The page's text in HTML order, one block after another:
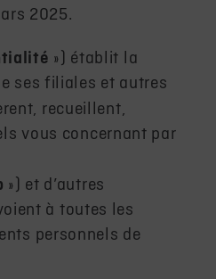
2025.
») établit la
ses filiales et autres
recueillent,
vous concernant par
») et d’autres
à toutes les
personnels de